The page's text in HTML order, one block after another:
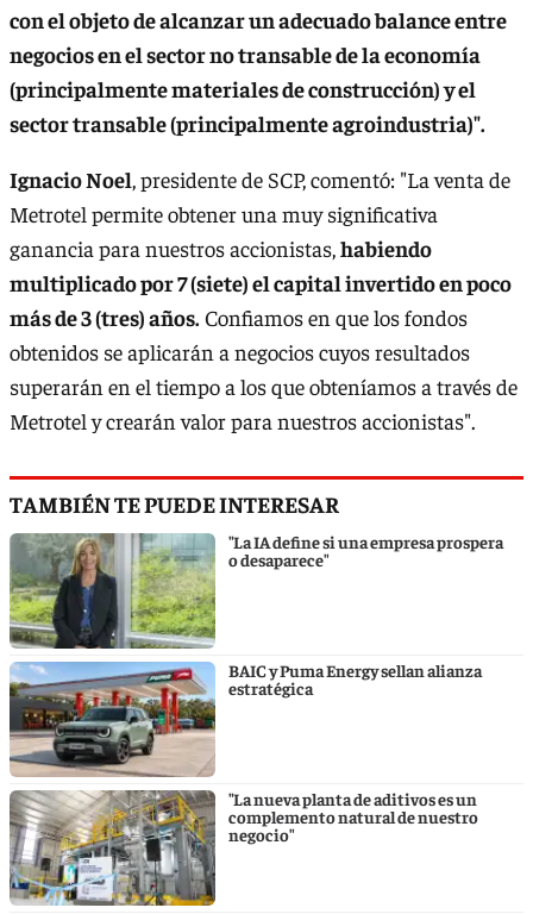
con el objeto de alcanzar un adecuado balance entre
negocios en el sector no transable de la economía
(principalmente materiales de construcción) y el
sector transable (principalmente agroindustria)".
Ignacio Noel, presidente de SCP, comentó: "La venta de
Metrotel permite obtener una muy significativa
ganancia para nuestros accionistas,habiendo
multiplicado por 7 (siete) el capital invertido en poco
más de 3 (tres) años.Confiamos en que los fondos
obtenidos se aplicarán a negocios cuyos resultados
superarán en el tiempo a los que obteníamos a través de
Metrotel y crearán valor para nuestros accionistas".
TAMBIÉN TE PUEDE INTERESAR
"La IA define si una empresa prospera
o desaparece"
BAIC y Puma Energy sellan alianza
estratégica
"La nueva planta de aditivos es un
complemento natural de nuestro
negocio"